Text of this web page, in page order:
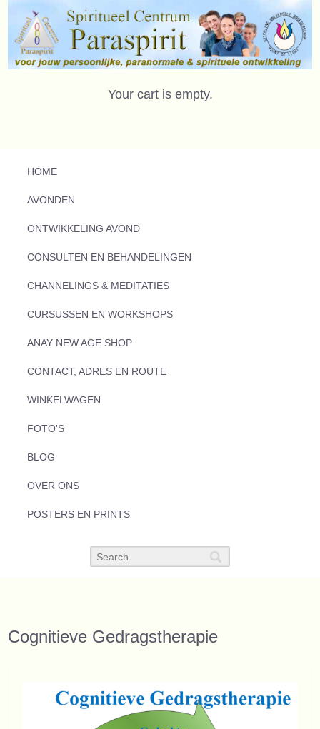
Your cart is empty.
HOME
AVONDEN
ONTWIKKELING AVOND
CONSULTEN EN BEHANDELINGEN
CHANNELINGS & MEDITATIES
CURSUSSEN EN WORKSHOPS
ANAY NEW AGE SHOP
CONTACT, ADRES EN ROUTE
WINKELWAGEN
FOTO'S
BLOG
OVER ONS
POSTERS EN PRINTS
Cognitieve Gedragstherapie